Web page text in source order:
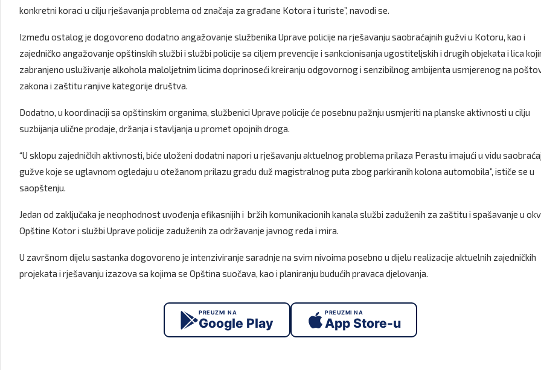
konkretni koraci u cilju rješavanja problema od značaja za građane Kotora i turiste”, navodi se.
Između ostalog je dogovoreno dodatno angažovanje službenika Uprave policije na rješavanju saobraćajnih gužvi u Kotoru, kao i
zajedničko angažovanje opštinskih službi i službi policije sa ciljem prevencije i sankcionisanja ugostiteljskih i drugih objekata i lica
zabranjeno usluživanje alkohola maloljetnim licima doprinoseći kreiranju odgovornog i senzibilnog ambijenta usmjerenog na
zakona i zaštitu ranjive kategorije društva.
Dodatno, u koordinaciji sa opštinskim organima, službenici Uprave policije će posebnu pažnju usmjeriti na planske aktivnosti u cilju
suzbijanja ulične prodaje, držanja i stavljanja u promet opojnih droga.
“U sklopu zajedničkih aktivnosti, biće uloženi dodatni napori u rješavanju aktuelnog problema prilaza Perastu imajući u vidu
gužve koje se uglavnom ogledaju u otežanom prilazu gradu duž magistralnog puta zbog parkiranih kolona automobila”, ističe se u
saopštenju.
Jedan od zaključaka je neophodnost uvođenja efikasnijih i bržih komunikacionih kanala službi zaduženih za zaštitu i spašavanje u
Opštine Kotor i službi Uprave policije zaduženih za održavanje javnog reda i mira.
U završnom dijelu sastanka dogovoreno je intenziviranje saradnje na svim nivoima posebno u dijelu realizacije aktuelnih zajedničkih
projekata i rješavanju izazova sa kojima se Opština suočava, kao i planiranju budućih pravaca djelovanja.
PREUZMI NA
Google Play
PREUZMI NA
App Store-u